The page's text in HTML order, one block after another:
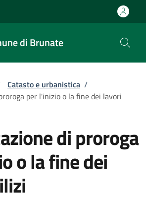
di Brunate
pane
Catasto e urbanistica /
per l'inizio o la fine dei lavori
di proroga
o la fine dei